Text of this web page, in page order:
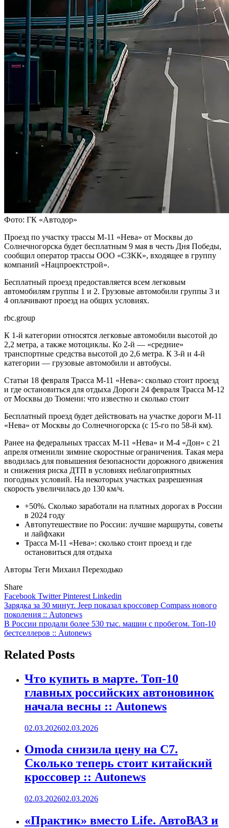
Фото: ГК «Автодор»
Проезд по участку трассы М-11 «Нева» от Москвы до
Солнечногорска будет бесплатным 9 мая в честь Дня Победы,
сообщил оператор трассы ООО «СЗКК», входящее в группу
компаний «Нацпроектстрой».
Бесплатный проезд предоставляется всем легковым
автомобилям группы 1 и 2. Грузовые автомобили группы 3 и
4 оплачивают проезд на общих условиях.
rbc.group
К 1-й категории относятся легковые автомобили высотой до
2,2 метра, а также мотоциклы. Ко 2-й — «средние»
транспортные средства высотой до 2,6 метра. К 3-й и 4-й
категории — грузовые автомобили и автобусы.
Статьи 18 февраля Трасса М-11 «Нева»: сколько стоит проезд
и где остановиться для отдыха Дороги 24 февраля Трасса М-12
от Москвы до Тюмени: что известно и сколько стоит
Бесплатный проезд будет действовать на участке дороги М-11
«Нева» от Москвы до Солнечногорска (с 15-го по 58-й км).
Ранее на федеральных трассах М-11 «Нева» и М-4 «Дон» с 21
апреля отменили зимние скоростные ограничения. Такая мера
вводилась для повышения безопасности дорожного движения
и снижения риска ДТП в условиях неблагоприятных
погодных условий. На некоторых участках разрешенная
скорость увеличилась до 130 км/ч.
+50%. Сколько заработали на платных дорогах в России
в 2024 году
Автопутешествие по России: лучшие маршруты, советы
и лайфхаки
Трасса М-11 «Нева»: сколько стоит проезд и где
остановиться для отдыха
Авторы Теги Михаил Переходько
Share
Facebook TwitterPinterest Linkedin
Навигация
по
записям
Зарядка за 30 минут. Jeep показал кроссовер Compass нового
поколения :: Autonews
В России продали более 530 тыс. машин с пробегом. Топ-10
бестселлеров :: Autonews
Related Posts
Что купить в марте. Топ-10
главных российских автоновинок
начала весны :: Autonews
02.03.202602.03.2026
Omoda снизила цену на C7.
Сколько теперь стоит китайский
кроссовер :: Autonews
02.03.202602.03.2026
«Практик» вместо Life. АвтоВАЗ и